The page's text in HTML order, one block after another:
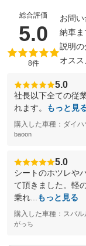
総合評価
5.0 （
8件
お問い
納車
説明の
オス
5.0
社長以下全ての従
れます。
もっと見
購入した車種：ダイ
baoon
5.0
シートのホツレや
て頂きました。軽
乗れ...
もっと見る
購入した車種：スバ
がっち